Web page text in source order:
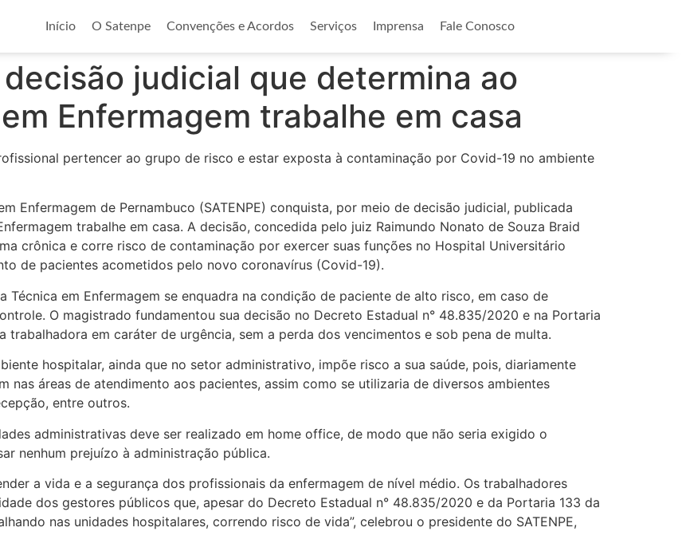
Início O Satenpe Convenções e Acordos Serviços Imprensa Fale Conosco
decisão judicial que determina ao
Enfermagem trabalhe em casa
pertencer ao grupo de risco e estar exposta à contaminação por Covid-19 no ambiente
Enfermagem de Pernambuco (SATENPE) conquista, por meio de decisão judicial, publicada
trabalhe em casa. A decisão, concedida pelo juiz Raimundo Nonato de Souza Braid
crônica e corre risco de contaminação por exercer suas funções no Hospital Universitário
de pacientes acometidos pelo novo coronavírus (Covid-19).
Técnica em Enfermagem se enquadra na condição de paciente de alto risco, em caso de
O magistrado fundamentou sua decisão no Decreto Estadual n° 48.835/2020 e na Portaria
trabalhadora em caráter de urgência, sem a perda dos vencimentos e sob pena de multa.
hospitalar, ainda que no setor administrativo, impõe risco a sua saúde, pois, diariamente
áreas de atendimento aos pacientes, assim como se utilizaria de diversos ambientes
entre outros.
administrativas deve ser realizado em home office, de modo que não seria exigido o
nenhum prejuízo à administração pública.
a vida e a segurança dos profissionais da enfermagem de nível médio. Os trabalhadores
dos gestores públicos que, apesar do Decreto Estadual n° 48.835/2020 e da Portaria 133 da
nas unidades hospitalares, correndo risco de vida”, celebrou o presidente do SATENPE,